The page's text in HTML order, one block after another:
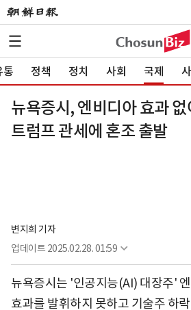
통 정책 정치 사회 국제
뉴욕증시, 엔비디아 효과
트럼프 관세에 혼조 출발
변지희 기자
업데이트 2025.02.28. 01:59
뉴욕증시는 '인공지능(AI) 대장주'
효과를 발휘하지 못하고 기술주 하